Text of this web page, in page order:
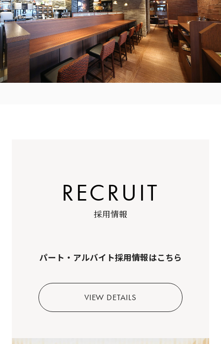
RECRU IT
採用情報
パート・アルバイト採用情報はこちら
VIEW DETAILS